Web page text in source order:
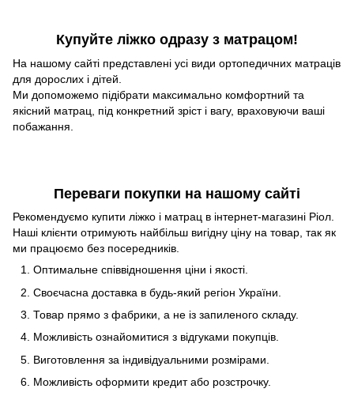
Купуйте ліжко одразу з матрацом!
На нашому сайті представлені усі види ортопедичних матраців
для дорослих і дітей.
Ми допоможемо підібрати максимально комфортний та
якісний матрац, під конкретний зріст і вагу, враховуючи ваші
побажання.
Переваги покупки на нашому сайті
Рекомендуємо купити ліжко і матрац в інтернет-магазині Ріол.
Наші клієнти отримують найбільш вигідну ціну на товар, так як
ми працюємо без посередників.
Оптимальне співвідношення ціни і якості.
Своєчасна доставка в будь-який регіон України.
Товар прямо з фабрики, а не із запиленого складу.
Можливість ознайомитися з відгуками покупців.
Виготовлення за індивідуальними розмірами.
Можливість оформити кредит або розстрочку.